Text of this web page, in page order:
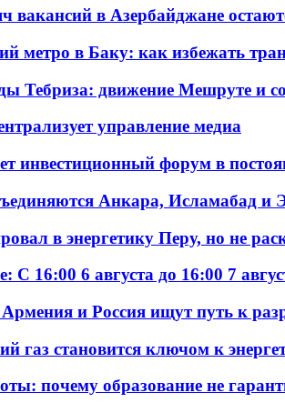
вакансий в Азербайджане
метро в Баку: как избежать
Тебриза: движение Мешруте и
управление медиа
инвестиционный форум в
Анкара, Исламабад и
в энергетику Перу, но не
С 16:00 6 августа до 16:00 7
и Россия ищут путь к
газ становится ключом к
почему образование не